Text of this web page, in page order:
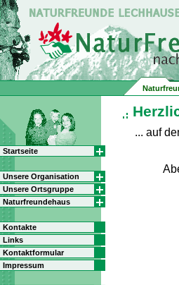
Startseite
Unsere Organisation
Unsere Ortsgruppe
Naturfreundehaus
Kontakte
Links
Kontaktformular
Impressum
... auf